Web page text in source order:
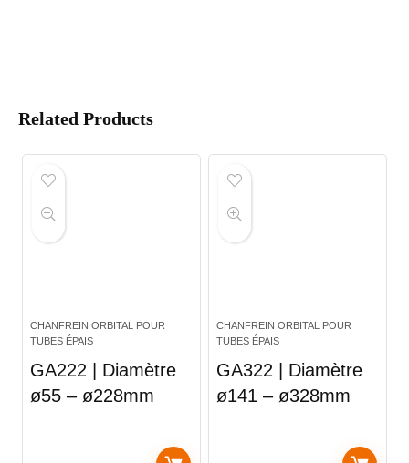
Related Products
CHANFREIN ORBITAL POUR
TUBES ÉPAIS
GA222 | Diamètre
ø55 – ø228mm
CHANFREIN ORBITAL POUR
TUBES ÉPAIS
GA322 | Diamètre
ø141 – ø328mm